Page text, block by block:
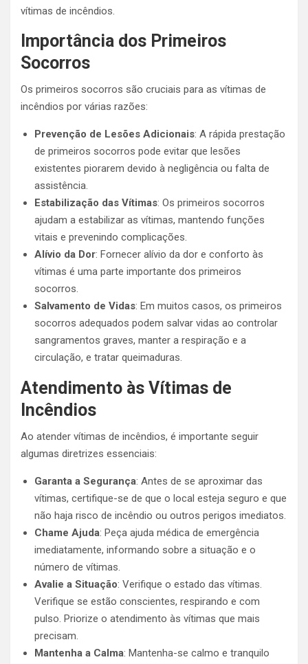
vítimas de incêndios.
Importância dos Primeiros
Socorros
Os primeiros socorros são cruciais para as vítimas de
incêndios por várias razões:
Prevenção de Lesões Adicionais: A rápida prestação
de primeiros socorros pode evitar que lesões
existentes piorarem devido à negligência ou falta de
assistência.
Estabilização das Vítimas: Os primeiros socorros
ajudam a estabilizar as vítimas, mantendo funções
vitais e prevenindo complicações.
Alívio da Dor: Fornecer alívio da dor e conforto às
vítimas é uma parte importante dos primeiros
socorros.
Salvamento de Vidas: Em muitos casos, os primeiros
socorros adequados podem salvar vidas ao controlar
sangramentos graves, manter a respiração e a
circulação, e tratar queimaduras.
Atendimento às Vítimas de
Incêndios
Ao atender vítimas de incêndios, é importante seguir
algumas diretrizes essenciais:
Garanta a Segurança: Antes de se aproximar das
vítimas, certifique-se de que o local esteja seguro e que
não haja risco de incêndio ou outros perigos imediatos.
Chame Ajuda: Peça ajuda médica de emergência
imediatamente, informando sobre a situação e o
número de vítimas.
Avalie a Situação: Verifique o estado das vítimas.
Verifique se estão conscientes, respirando e com
pulso. Priorize o atendimento às vítimas que mais
precisam.
Mantenha a Calma: Mantenha-se calmo e tranquilo